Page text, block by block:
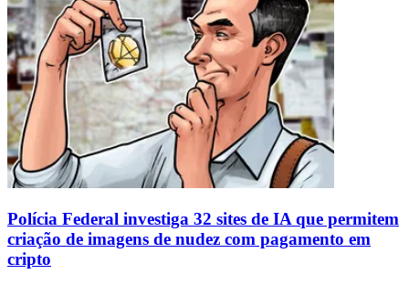
Polícia Federal investiga 32 sites de IA que permitem
criação de imagens de nudez com pagamento em
cripto